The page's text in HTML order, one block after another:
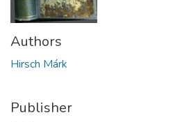
Authors
Hirsch Márk
Publisher